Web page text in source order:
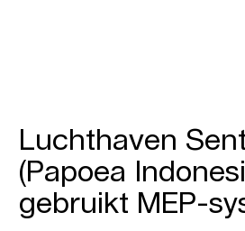
Luchthaven
(Papoea
gebruikt MEP-